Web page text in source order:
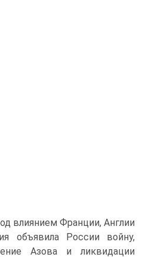
влиянием Фран­ции, Англии
объявила России войну,
Азова и ликвидации